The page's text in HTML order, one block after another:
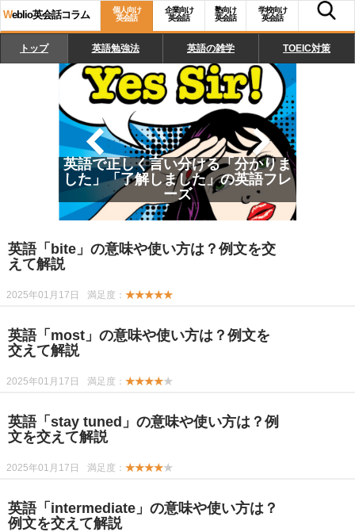
Weblio英会話コラム
個人向け
英会話
企業向け
英会話
塾向け
英会話
学校向け
英会話
トップ 英語勉強法 英語の雑学 TOEIC対策
英語で正しく言い分ける「分かりま
した」「了解しました」の英語フレ
ーズ
英語「bite」の意味や使い方は？例文を交
えて解説
2025年01月17日 満足度： ★★★★★
英語「most」の意味や使い方は？例文を
交えて解説
2025年01月17日 満足度： ★★★★★
英語「stay tuned」の意味や使い方は？例
文を交えて解説
2025年01月17日 満足度： ★★★★★
英語「intermediate」の意味や使い方は？
例文を交えて解説